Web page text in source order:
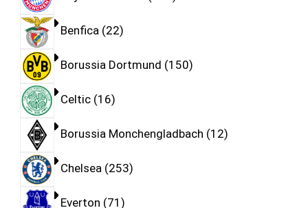
Benfica 22
Borussia Dortmund 150
Celtic 16
Borussia Monchengladbach 12
Chelsea 253
Everton 71